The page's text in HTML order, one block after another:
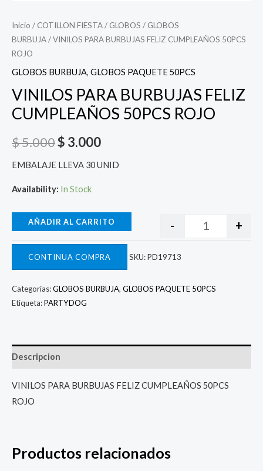
Inicio / COTILLON FIESTA/ GLOBOS / GLOBOS
BURBUJA/ VINILOS PARA BURBUJAS FELIZ CUMPLEAÑOS 50PCS
ROJO
GLOBOS BURBUJA, GLOBOS PAQUETE 50PCS
VINILOS PARA BURBUJAS FELIZ
CUMPLEAÑOS 50PCS ROJO
$5.000$ 3.000
EMBALAJE LLEVA 30 UNID
Availability: In Stock
- +
AÑADIR AL CARRITO
CONTINUA COMPRA SKU:PD19713
Categorías:GLOBOS BURBUJA, GLOBOS PAQUETE 50PCS
Etiqueta:PARTYDOG
Descripcion
VINILOS PARA BURBUJAS FELIZ CUMPLEAÑOS 50PCS
ROJO
Productos relacionados